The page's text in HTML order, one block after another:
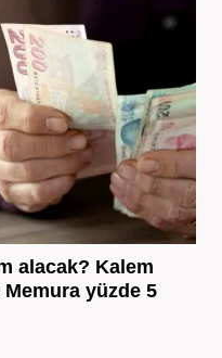
alacak? Kalem
yüzde 5